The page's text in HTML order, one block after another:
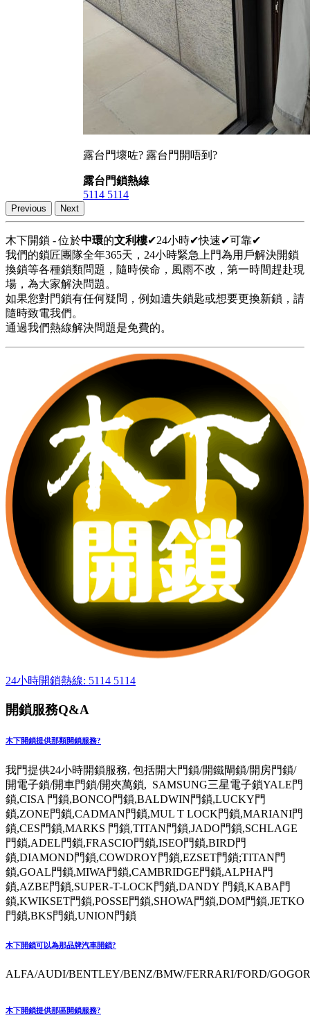
露台門壞咗? 露台門開唔到?
露台門鎖熱線
5114 5114
Previous Next
木下開鎖 - 位於中環的文利樓✔24小時✔快速✔可靠✔
我們的鎖匠團隊全年365天，24小時緊急上門為用戶解決開鎖
換鎖等各種鎖類問題，隨時侯命，風雨不改，第一時間趕赴現
場，為大家解決問題。
如果您對門鎖有任何疑問，例如遺失鎖匙或想要更換新鎖，請
隨時致電我們。
通過我們熱線解決問題是免費的。
24小時開鎖熱線: 5114 5114
開鎖服務Q&A
木下開鎖提供那類開鎖服務?
我門提供24小時開鎖服務, 包括開大門鎖/開鐵閘鎖/開房門鎖/
開電子鎖/開車門鎖/開夾萬鎖, SAMSUNG三星電子鎖YALE門
鎖,CISA 門鎖,BONCO門鎖,BALDWIN門鎖,LUCKY門
鎖,ZONE門鎖,CADMAN門鎖,MUL T LOCK門鎖,MARIANI門
鎖,CES門鎖,MARKS 門鎖,TITAN門鎖,JADO門鎖,SCHLAGE
門鎖,ADEL門鎖,FRASCIO門鎖,ISEO門鎖,BIRD門
鎖,DIAMOND門鎖,COWDROY門鎖,EZSET門鎖;TITAN門
鎖,GOAL門鎖,MIWA門鎖,CAMBRIDGE門鎖,ALPHA門
鎖,AZBE門鎖,SUPER-T-LOCK門鎖,DANDY 門鎖,KABA門
鎖,KWIKSET門鎖,POSSE門鎖,SHOWA門鎖,DOM門鎖,JETKO
門鎖,BKS門鎖,UNION門鎖
木下開鎖可以為那品牌汽車開鎖?
ALFA/AUDI/BENTLEY/BENZ/BMW/FERRARI/FORD/
木下開鎖提供那區開鎖服務?